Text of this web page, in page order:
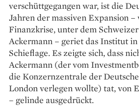
verschütt­gegangen war, ist die
Jahren der massiven Expansion –
Finanzkrise, unter dem
Ackermann – geriet das Institut
Schieflage. Es zeigte sich, dass
Ackermann (der vom
die Konzernzentrale der
London verlegen wollte) tat, von
– gelinde ausgedrückt.